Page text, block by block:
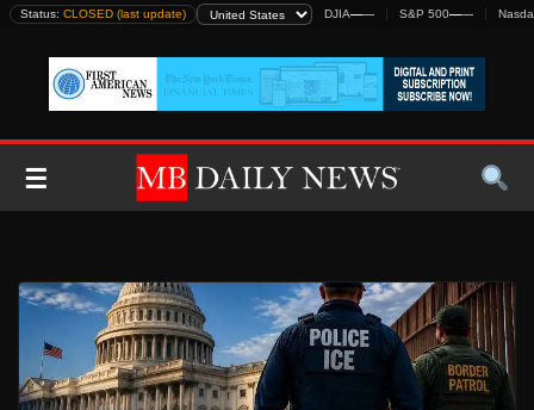
Skip
content
Status: CLOSED (last update) DJIA—— S&P 500——
☰